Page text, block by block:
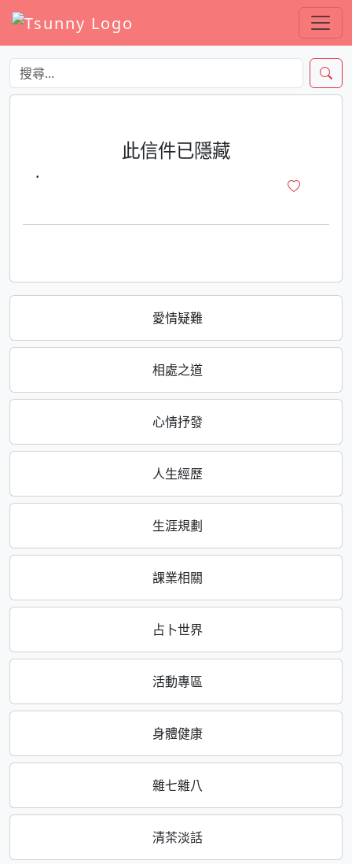
愛情疑難
相處之道
心情抒發
人生經歷
生涯規劃
課業相關
占卜世界
活動專區
身體健康
雜七雜八
清茶淡話
此信件已隱藏
·